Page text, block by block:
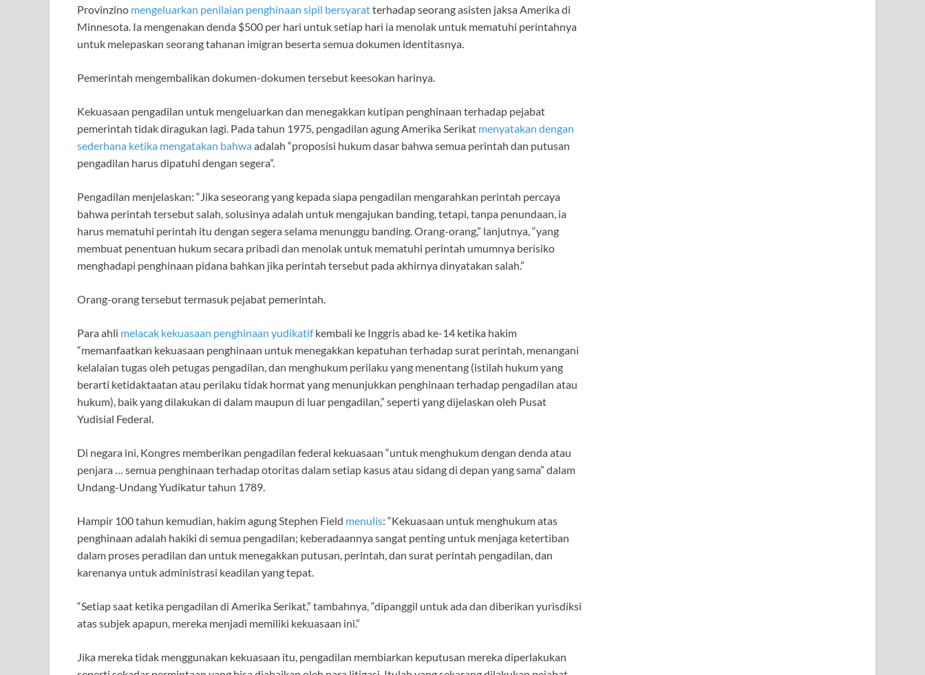
Provinzino mengeluarkan penilaian penghinaan sipil bersyaratterhadap seorang asisten jaksa Amerika di
Minnesota. Ia mengenakan denda $500 per hari untuk setiap hari ia menolak untuk mematuhi perintahnya
untuk melepaskan seorang tahanan imigran beserta semua dokumen identitasnya.
Pemerintah mengembalikan dokumen-dokumen tersebut keesokan harinya.
Kekuasaan pengadilan untuk mengeluarkan dan menegakkan kutipan penghinaan terhadap pejabat
pemerintah tidak diragukan lagi. Pada tahun 1975, pengadilan agung Amerika Serikat menyatakan dengan
sederhana ketika mengatakan bahwaadalah “proposisi hukum dasar bahwa semua perintah dan putusan
pengadilan harus dipatuhi dengan segera”.
Pengadilan menjelaskan: “Jika seseorang yang kepada siapa pengadilan mengarahkan perintah percaya
bahwa perintah tersebut salah, solusinya adalah untuk mengajukan banding, tetapi, tanpa penundaan, ia
harus mematuhi perintah itu dengan segera selama menunggu banding. Orang-orang,” lanjutnya, “yang
membuat penentuan hukum secara pribadi dan menolak untuk mematuhi perintah umumnya berisiko
menghadapi penghinaan pidana bahkan jika perintah tersebut pada akhirnya dinyatakan salah.”
Orang-orang tersebut termasuk pejabat pemerintah.
Para ahli melacak kekuasaan penghinaan yudikatifkembali ke Inggris abad ke-14 ketika hakim
“memanfaatkan kekuasaan penghinaan untuk menegakkan kepatuhan terhadap surat perintah, menangani
kelalaian tugas oleh petugas pengadilan, dan menghukum perilaku yang menentang (istilah hukum yang
berarti ketidaktaatan atau perilaku tidak hormat yang menunjukkan penghinaan terhadap pengadilan atau
hukum), baik yang dilakukan di dalam maupun di luar pengadilan,” seperti yang dijelaskan oleh Pusat
Yudisial Federal.
Di negara ini, Kongres memberikan pengadilan federal kekuasaan “untuk menghukum dengan denda atau
penjara … semua penghinaan terhadap otoritas dalam setiap kasus atau sidang di depan yang sama” dalam
Undang-Undang Yudikatur tahun 1789.
Hampir 100 tahun kemudian, hakim agung Stephen Field menulis: “Kekuasaan untuk menghukum atas
penghinaan adalah hakiki di semua pengadilan; keberadaannya sangat penting untuk menjaga ketertiban
dalam proses peradilan dan untuk menegakkan putusan, perintah, dan surat perintah pengadilan, dan
karenanya untuk administrasi keadilan yang tepat.
“Setiap saat ketika pengadilan di Amerika Serikat,” tambahnya, “dipanggil untuk ada dan diberikan yurisdiksi
atas subjek apapun, mereka menjadi memiliki kekuasaan ini.”
Jika mereka tidak menggunakan kekuasaan itu, pengadilan membiarkan keputusan mereka diperlakukan